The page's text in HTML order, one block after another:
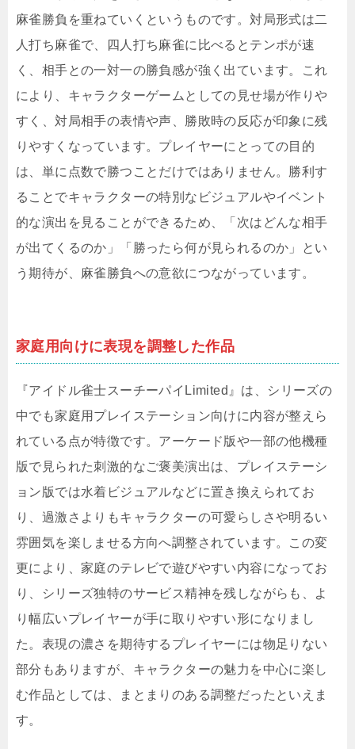
麻雀勝負を重ねていくというものです。対局形式は二
人打ち麻雀で、四人打ち麻雀に比べるとテンポが速
く、相手との一対一の勝負感が強く出ています。これ
により、キャラクターゲームとしての見せ場が作りや
すく、対局相手の表情や声、勝敗時の反応が印象に残
りやすくなっています。プレイヤーにとっての目的
は、単に点数で勝つことだけではありません。勝利す
ることでキャラクターの特別なビジュアルやイベント
的な演出を見ることができるため、「次はどんな相手
が出てくるのか」「勝ったら何が見られるのか」とい
う期待が、麻雀勝負への意欲につながっています。
家庭用向けに表現を調整した作品
『アイドル雀士スーチーパイLimited』は、シリーズの
中でも家庭用プレイステーション向けに内容が整えら
れている点が特徴です。アーケード版や一部の他機種
版で見られた刺激的なご褒美演出は、プレイステーシ
ョン版では水着ビジュアルなどに置き換えられてお
り、過激さよりもキャラクターの可愛らしさや明るい
雰囲気を楽しませる方向へ調整されています。この変
更により、家庭のテレビで遊びやすい内容になってお
り、シリーズ独特のサービス精神を残しながらも、よ
り幅広いプレイヤーが手に取りやすい形になりまし
た。表現の濃さを期待するプレイヤーには物足りない
部分もありますが、キャラクターの魅力を中心に楽し
む作品としては、まとまりのある調整だったといえま
す。